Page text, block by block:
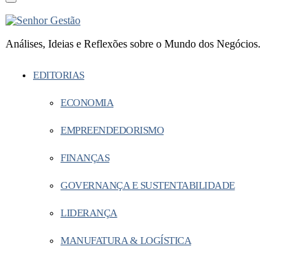
Análises, Ideias e Reflexões sobre o Mundo dos Negócios.
EDITORIAS
ECONOMIA
EMPREENDEDORISMO
FINANÇAS
GOVERNANÇA E SUSTENTABILIDADE
LIDERANÇA
MANUFATURA & LOGÍSTICA